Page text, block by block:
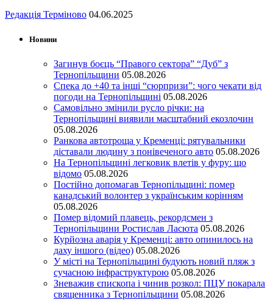
Редакція Терміново 04.06.2025
Новини
Загинув боєць “Правого сектора” “Дуб” з
Тернопільщини 05.08.2026
Спека до +40 та інші “сюрпризи”: чого чекати від
погоди на Тернопільщині 05.08.2026
Самовільно змінили русло річки: на
Тернопільщині виявили масштабний екозлочин
05.08.2026
Ранкова автотроща у Кременці: рятувальники
діставали людину з понівеченого авто 05.08.2026
На Тернопільщині легковик влетів у фуру: що
відомо 05.08.2026
Постійно допомагав Тернопільщині: помер
канадський волонтер з українським корінням
05.08.2026
Помер відомий плавець, рекордсмен з
Тернопільщини Ростислав Ласюта 05.08.2026
Курйозна аварія у Кременці: авто опинилось на
даху іншого (відео) 05.08.2026
У місті на Тернопільщині будують новий пляж з
сучасною інфраструктурою 05.08.2026
Зневажив єпископа і чинив розкол: ПЦУ покарала
священника з Тернопільщини 05.08.2026